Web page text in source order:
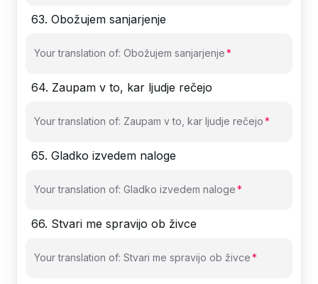
63. Obožujem sanjarjenje
Your translation of: Obožujem sanjarjenje
64. Zaupam v to, kar ljudje rečejo
Your translation of: Zaupam v to, kar ljudje rečejo
65. Gladko izvedem naloge
Your translation of: Gladko izvedem naloge
66. Stvari me spravijo ob živce
Your translation of: Stvari me spravijo ob živce